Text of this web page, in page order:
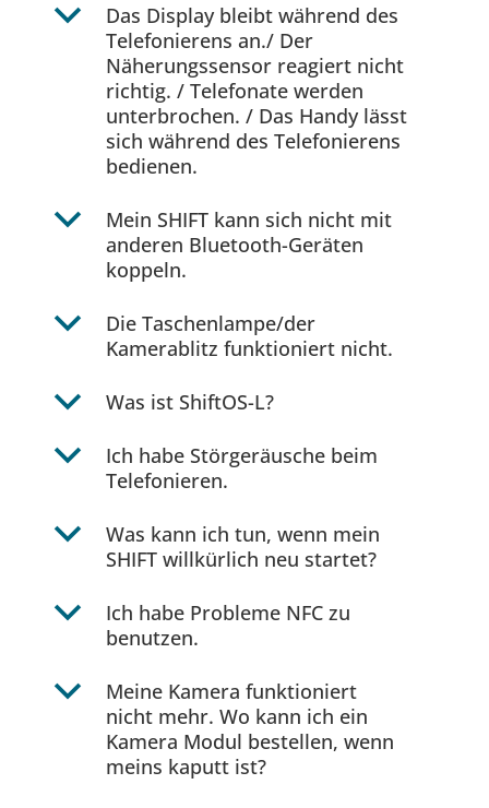
b
Das Display bleibt während des
Telefonierens an./ Der
Näherungssensor reagiert nicht
richtig. / Telefonate werden
unterbrochen. / Das Handy lässt
sich während des Telefonierens
bedienen.
b
Mein SHIFT kann sich nicht mit
anderen Bluetooth-Geräten
koppeln.
b
Die Taschenlampe/der
Kamerablitz funktioniert nicht.
b Was ist ShiftOS-L?
b
Ich habe Störgeräusche beim
Telefonieren.
b
Was kann ich tun, wenn mein
SHIFT willkürlich neu startet?
b
Ich habe Probleme NFC zu
benutzen.
b
Meine Kamera funktioniert
nicht mehr. Wo kann ich ein
Kamera Modul bestellen, wenn
meins kaputt ist?